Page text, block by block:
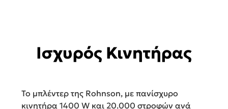
Ισχυρός Κινητήρας
Το μπλέντερ της Rohnson, με πανίσχυρο
κινητήρα 1400 W και 20.000 στροφών ανά